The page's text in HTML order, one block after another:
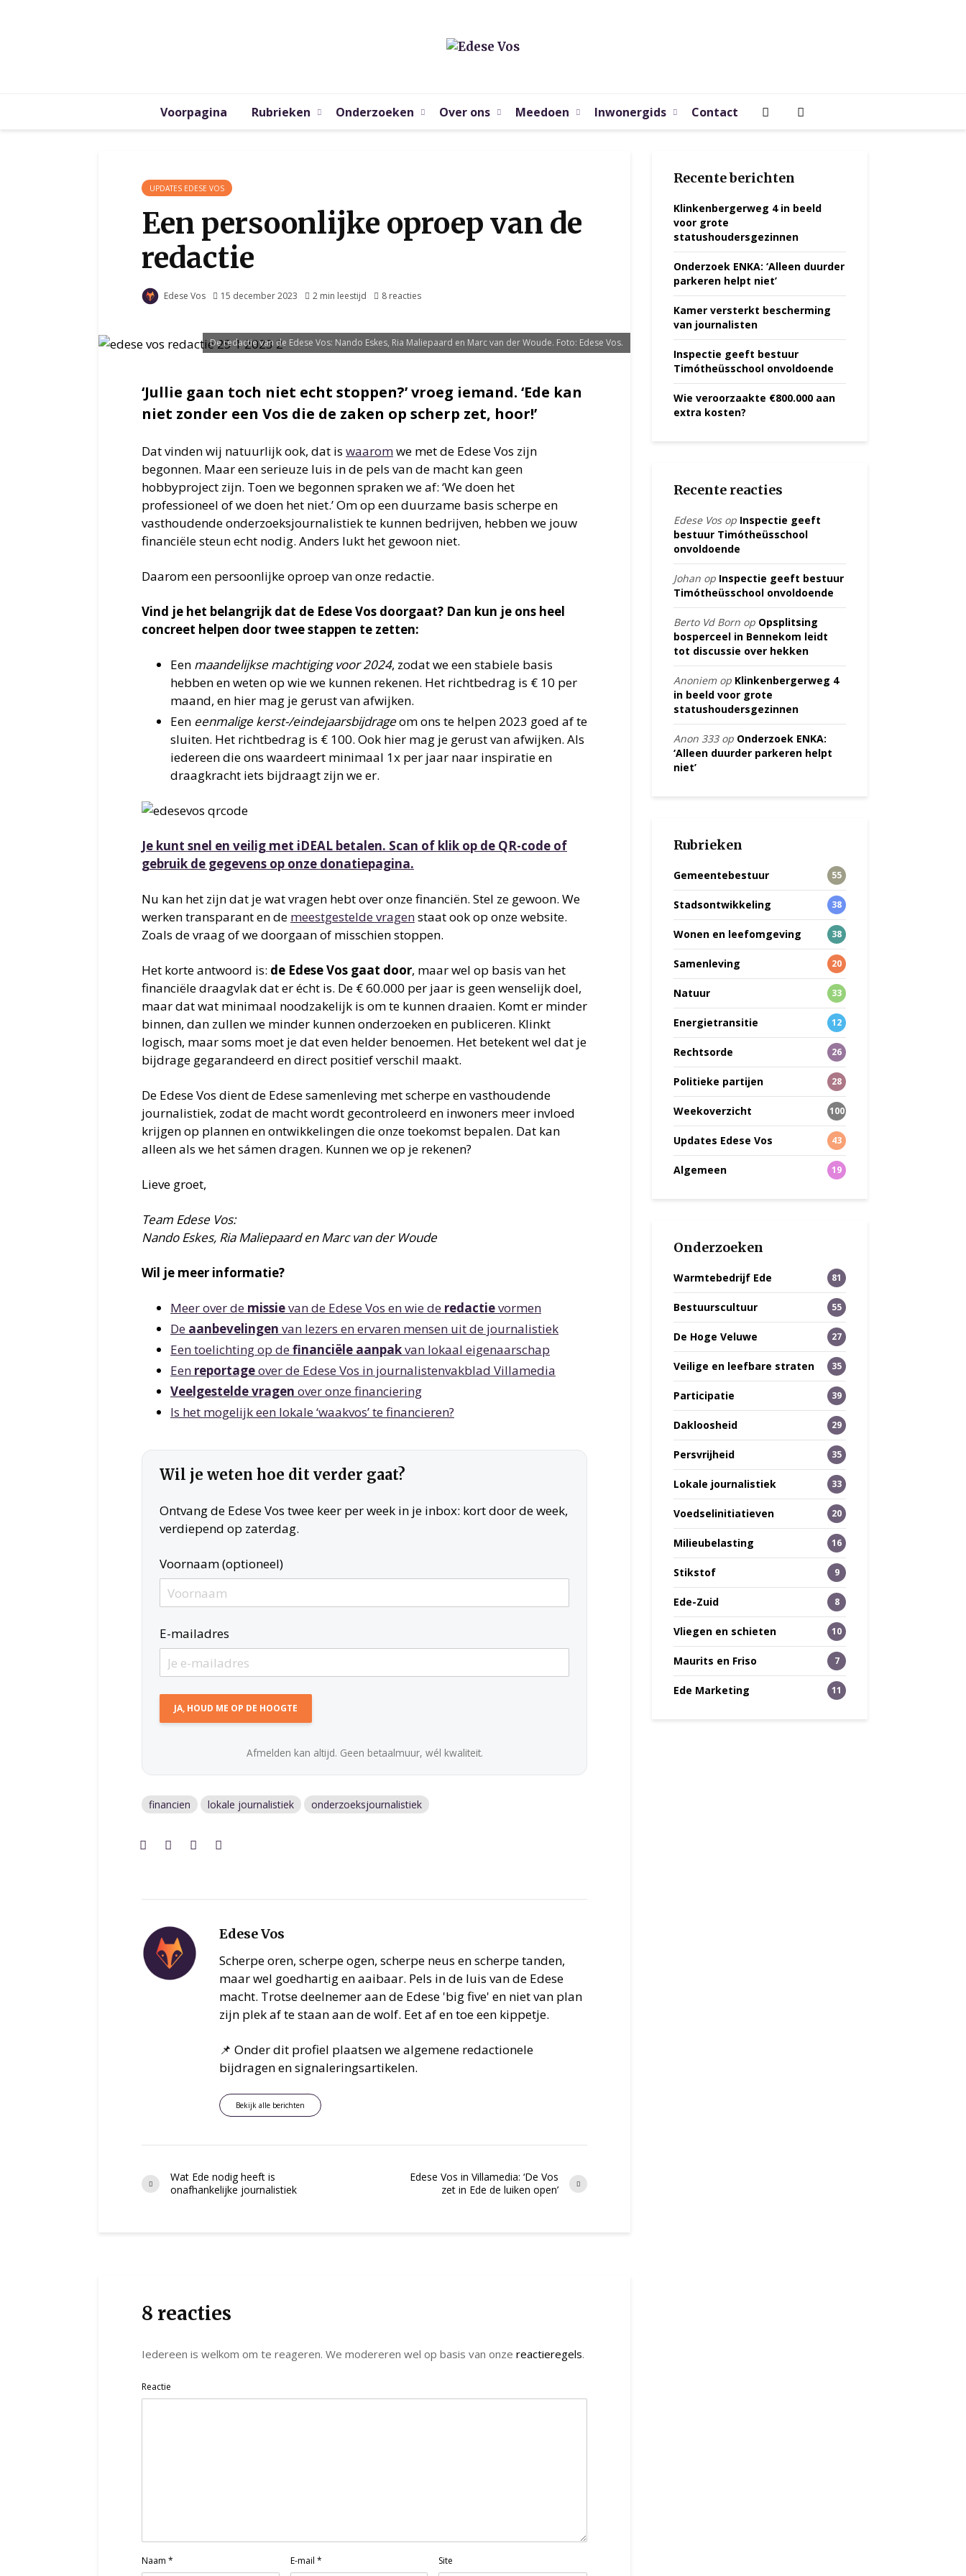
Voorpagina Rubrieken Onderzoeken Over ons Meedoen Inwonergids Contact
UPDATES EDESE VOS
Een persoonlijke oproep van de
redactie
Edese Vos 15 december 2023 2 min leestijd 8 reacties
De redactie van de Edese Vos: Nando Eskes, Ria Maliepaard en Marc van der Woude. Foto: Edese Vos.
‘Jullie gaan toch niet echt stoppen?’ vroeg iemand. ‘Ede kan
niet zonder een Vos die de zaken op scherp zet, hoor!’
Dat vinden wij natuurlijk ook, dat is waaromwe met de Edese Vos zijn
begonnen. Maar een serieuze luis in de pels van de macht kan geen
hobbyproject zijn. Toen we begonnen spraken we af: ‘We doen het
professioneel of we doen het niet.’ Om op een duurzame basis scherpe en
vasthoudende onderzoeksjournalistiek te kunnen bedrijven, hebben we jouw
financiële steun echt nodig. Anders lukt het gewoon niet.
Daarom een persoonlijke oproep van onze redactie.
Vind je het belangrijk dat de Edese Vos doorgaat? Dan kun je ons heel
concreet helpen door twee stappen te zetten:
Een maandelijkse machtiging voor 2024, zodat we een stabiele basis
hebben en weten op wie we kunnen rekenen. Het richtbedrag is € 10 per
maand, en hier mag je gerust van afwijken.
Een eenmalige kerst-/eindejaarsbijdrageom ons te helpen 2023 goed af te
sluiten. Het richtbedrag is € 100. Ook hier mag je gerust van afwijken. Als
iedereen die ons waardeert minimaal 1x per jaar naar inspiratie en
draagkracht iets bijdraagt zijn we er.
Je kunt snel en veilig met iDEAL betalen. Scan of klik op de QR-code of
gebruik de gegevens op onze donatiepagina.
Nu kan het zijn dat je wat vragen hebt over onze financiën. Stel ze gewoon. We
werken transparant en de meestgestelde vragenstaat ook op onze website.
Zoals de vraag of we doorgaan of misschien stoppen.
Het korte antwoord is: de Edese Vos gaat door, maar wel op basis van het
financiële draagvlak dat er écht is. De € 60.000 per jaar is geen wenselijk doel,
maar dat wat minimaal noodzakelijk is om te kunnen draaien. Komt er minder
binnen, dan zullen we minder kunnen onderzoeken en publiceren. Klinkt
logisch, maar soms moet je dat even helder benoemen. Het betekent wel dat je
bijdrage gegarandeerd en direct positief verschil maakt.
De Edese Vos dient de Edese samenleving met scherpe en vasthoudende
journalistiek, zodat de macht wordt gecontroleerd en inwoners meer invloed
krijgen op plannen en ontwikkelingen die onze toekomst bepalen. Dat kan
alleen als we het sámen dragen. Kunnen we op je rekenen?
Lieve groet,
Team Edese Vos:
Nando Eskes, Ria Maliepaard en Marc van der Woude
Wil je meer informatie?
Meer over de missievan de Edese Vos en wie de redactievormen
De aanbevelingen van lezers en ervaren mensen uit de journalistiek
Een toelichting op definanciële aanpakvan lokaal eigenaarschap
Een reportageover de Edese Vos in journalistenvakblad Villamedia
Veelgestelde vragen over onze financiering
Is het mogelijk een lokale ‘waakvos’ te financieren?
Wil je weten hoe dit verder gaat?
Ontvang de Edese Vos twee keer per week in je inbox: kort door de week,
verdiepend op zaterdag.
Voornaam (optioneel)
E-mailadres
Afmelden kan altijd. Geen betaalmuur, wél kwaliteit.
financien lokale journalistiek onderzoeksjournalistiek
Edese Vos
Scherpe oren, scherpe ogen, scherpe neus en scherpe tanden,
maar wel goedhartig en aaibaar. Pels in de luis van de Edese
macht. Trotse deelnemer aan de Edese 'big five' en niet van plan
zijn plek af te staan aan de wolf. Eet af en toe een kippetje.
📌 Onder dit profiel plaatsen we algemene redactionele
bijdragen en signaleringsartikelen.
Bekijk alle berichten
Wat Ede nodig heeft is
onafhankelijke journalistiek
Edese Vos in Villamedia: ‘De Vos
zet in Ede de luiken open’
8 reacties
Iedereen is welkom om te reageren. We modereren wel op basis van onze reactieregels.
Reactie
Naam * E-mail * Site
Recente berichten
Klinkenbergerweg 4 in beeld
voor grote
statushoudersgezinnen
Onderzoek ENKA: ‘Alleen duurder
parkeren helpt niet’
Kamer versterkt bescherming
van journalisten
Inspectie geeft bestuur
Timótheüsschool onvoldoende
Wie veroorzaakte €800.000 aan
extra kosten?
Recente reacties
Edese Vosop Inspectie geeft
bestuur Timótheüsschool
onvoldoende
Johan op Inspectie geeft bestuur
Timótheüsschool onvoldoende
Berto Vd Born op Opsplitsing
bosperceel in Bennekom leidt
tot discussie over hekken
Anoniem op Klinkenbergerweg 4
in beeld voor grote
statushoudersgezinnen
Anon 333op Onderzoek ENKA:
‘Alleen duurder parkeren helpt
niet’
Rubrieken
Gemeentebestuur 55
Stadsontwikkeling 38
Wonen en leefomgeving 38
Samenleving 20
Natuur 33
Energietransitie 12
Rechtsorde 26
Politieke partijen 28
Weekoverzicht 100
Updates Edese Vos 43
Algemeen 19
Onderzoeken
Warmtebedrijf Ede 81
Bestuurscultuur 55
De Hoge Veluwe 27
Veilige en leefbare straten 35
Participatie 39
Dakloosheid 29
Persvrijheid 35
Lokale journalistiek 33
Voedselinitiatieven 20
Milieubelasting 16
Stikstof 9
Ede-Zuid 8
Vliegen en schieten 10
Maurits en Friso 7
Ede Marketing 11